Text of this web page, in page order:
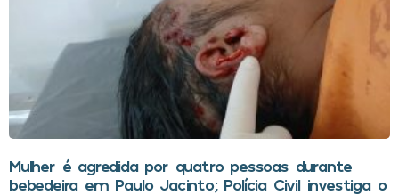
Mulher é agredida por quatro pessoas durante
bebedeira em Paulo Jacinto; Polícia Civil investiga o